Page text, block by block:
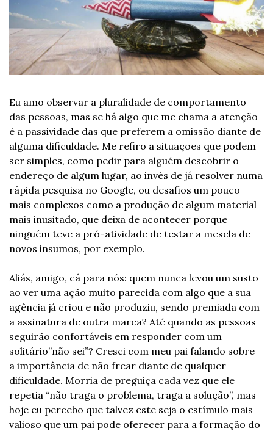
Eu amo observar a pluralidade de comportamento
das pessoas, mas se há algo que me chama a atenção
é a passividade das que preferem a omissão diante de
alguma dificuldade. Me refiro a situações que podem
ser simples, como pedir para alguém descobrir o
endereço de algum lugar, ao invés de já resolver numa
rápida pesquisa no Google, ou desafios um pouco
mais complexos como a produção de algum material
mais inusitado, que deixa de acontecer porque
ninguém teve a pró-atividade de testar a mescla de
novos insumos, por exemplo.
Aliás, amigo, cá para nós: quem nunca levou um susto
ao ver uma ação muito parecida com algo que a sua
agência já criou e não produziu, sendo premiada com
a assinatura de outra marca? Até quando as pessoas
seguirão confortáveis em responder com um
solitário”não sei”? Cresci com meu pai falando sobre
a importância de não frear diante de qualquer
dificuldade. Morria de preguiça cada vez que ele
repetia “não traga o problema, traga a solução”, mas
hoje eu percebo que talvez este seja o estímulo mais
valioso que um pai pode oferecer para a formação do